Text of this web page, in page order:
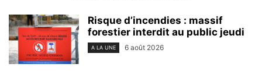
Risque d’incendies : massif
forestier interdit au public jeudi
A LA UNE 6 août 2026